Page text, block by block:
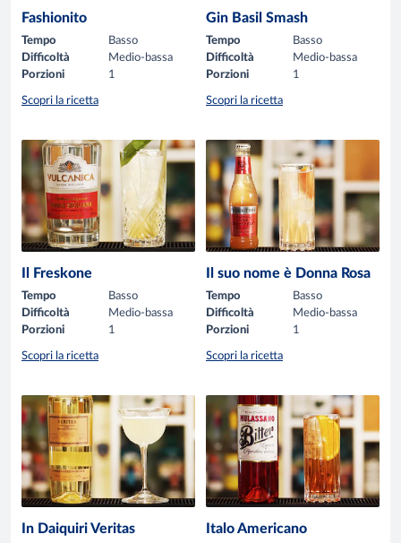
Fashionito
Tempo
Basso
Difficoltà
Medio-bassa
Porzioni
1
Scopri la ricetta
Gin Basil Smash
Tempo
Basso
Difficoltà
Medio-bassa
Porzioni
1
Scopri la ricetta
Il Freskone
Tempo
Basso
Difficoltà
Medio-bassa
Porzioni
1
Scopri la ricetta
Il suo nome è Donna Rosa
Tempo
Basso
Difficoltà
Medio-bassa
Porzioni
1
Scopri la ricetta
In Daiquiri Veritas Italo Americano